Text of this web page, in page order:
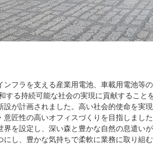
フラを支える産業用電池、車載用電池等
る持続可能な社会の実現に貢献すること
が計画されました。高い社会的使命を実
匠性の高いオフィスづくりを目指しました
を設定し、深い森と豊かな自然の息遣い
し、豊かな気持ちで柔軟に業務に取り組む